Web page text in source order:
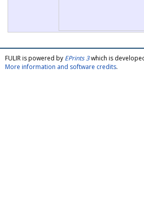
FULIR is powered by EPrints 3which is
More information and software credits.